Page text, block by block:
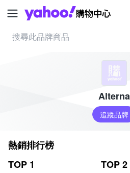
Alterna
追蹤品牌
熱銷排行榜
TOP 1
TOP 2